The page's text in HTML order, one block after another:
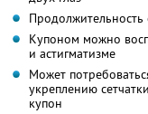
Купоном можно
и астигматизме
Может
укреплению
купон